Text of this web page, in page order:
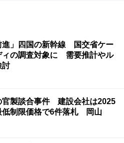
進」四国の新幹線 国交省ケー
ィの調査対象に 需要推計やル
討
官製談合事件 建設会社は2025
低制限価格で6件落札 岡山